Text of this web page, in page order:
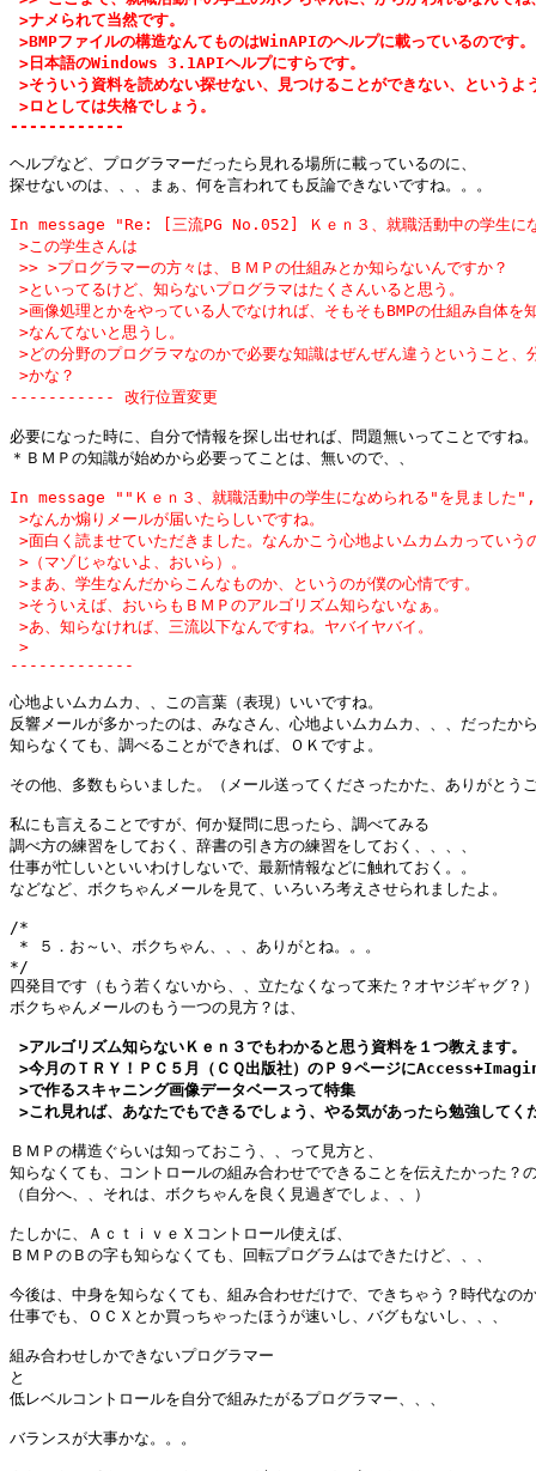
>ナメられて当然です。
>BMPファイルの構造なんてものはWinAPIのヘルプに載っているのです。
>日本語のWindows 3.1APIヘルプにすらです。
>そういう資料を読めない探せない、見つけることができない、というよ
>ロとしては失格でしょう。
------------
ヘルプなど、プログラマーだったら見れる場所に載っているのに、
In message "Re: [三流PG No.052] Ｋｅｎ３、就職活動中の学生に
>この学生さんは
>> >プログラマーの方々は、ＢＭＰの仕組みとか知らないんですか？
>といってるけど、知らないプログラマはたくさんいると思う。
>画像処理とかをやっている人でなければ、そもそもBMPの仕組み自体を
>なんてないと思うし。
>どの分野のプログラマなのかで必要な知識はぜんぜん違うということ、
>かな？
----------- 改行位置変更
必要になった時に、自分で情報を探し出せれば、問題無いってことですね
In message ""Ｋｅｎ３、就職活動中の学生になめられる"を見ました",
>なんか煽りメールが届いたらしいですね。
>面白く読ませていただきました。なんかこう心地よいムカムカっていう
>（マゾじゃないよ、おいら）。
>まあ、学生なんだからこんなものか、というのが僕の心情です。
>そういえば、おいらもＢＭＰのアルゴリズム知らないなぁ。
>あ、知らなければ、三流以下なんですね。ヤバイヤバイ。
>
-------------
心地よいムカムカ、、この言葉（表現）いいですね。
反響メールが多かったのは、みなさん、心地よいムカムカ、、、だったか
知らなくても、調べることができれば、ＯＫですよ。
その他、多数もらいました。（メール送ってくださったかた、ありがとう
私にも言えることですが、何か疑問に思ったら、調べてみる
調べ方の練習をしておく、辞書の引き方の練習をしておく、、、、
仕事が忙しいといいわけしないで、最新情報などに触れておく。。
などなど、ボクちゃんメールを見て、いろいろ考えさせられましたよ。
/*
* ５．お～い、ボクちゃん、、、ありがとね。。。
*/
四発目です（もう若くないから、、立たなくなって来た？オヤジギャグ？
>アルゴリズム知らないＫｅｎ３でもわかると思う資料を１つ教えます。
>今月のＴＲＹ！ＰＣ５月（ＣＱ出版社）のＰ９ページに
>で作るスキャニング画像データベースって特集
ＢＭＰの構造ぐらいは知っておこう、、って見方と、
知らなくても、コントロールの組み合わせでできることを伝えたかった？
（自分へ、、それは、ボクちゃんを良く見過ぎでしょ、、）
たしかに、ＡｃｔｉｖｅＸコントロール使えば、
ＢＭＰのＢの字も知らなくても、回転プログラムはできたけど、、、
今後は、中身を知らなくても、組み合わせだけで、できちゃう？時代なの
仕事でも、ＯＣＸとか買っちゃったほうが速いし、バグもないし、、、
組み合わせしかできないプログラマー
と
低レベルコントロールを自分で組みたがるプログラマー、、、
バランスが大事かな。。。